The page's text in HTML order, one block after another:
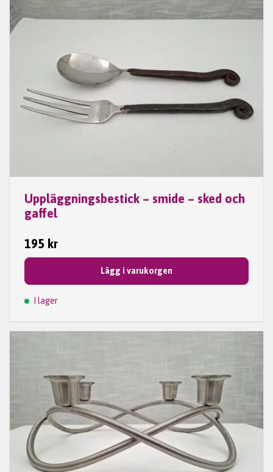
Uppläggningsbestick – smide – sked och
gaffel
195 kr
Lägg i varukorgen
I lager